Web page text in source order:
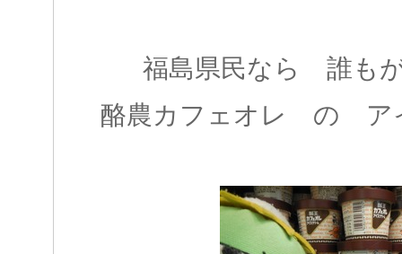
福島県民なら 誰も
酪農カフェオレ の ア